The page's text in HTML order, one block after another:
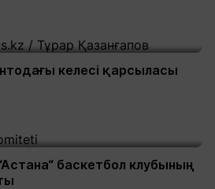
келесі қарсыласы
баскетбол клубының